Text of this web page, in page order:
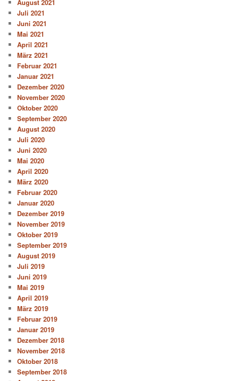
August 2021
Juli 2021
Juni 2021
Mai 2021
April 2021
März 2021
Februar 2021
Januar 2021
Dezember 2020
November 2020
Oktober 2020
September 2020
August 2020
Juli 2020
Juni 2020
Mai 2020
April 2020
März 2020
Februar 2020
Januar 2020
Dezember 2019
November 2019
Oktober 2019
September 2019
August 2019
Juli 2019
Juni 2019
Mai 2019
April 2019
März 2019
Februar 2019
Januar 2019
Dezember 2018
November 2018
Oktober 2018
September 2018